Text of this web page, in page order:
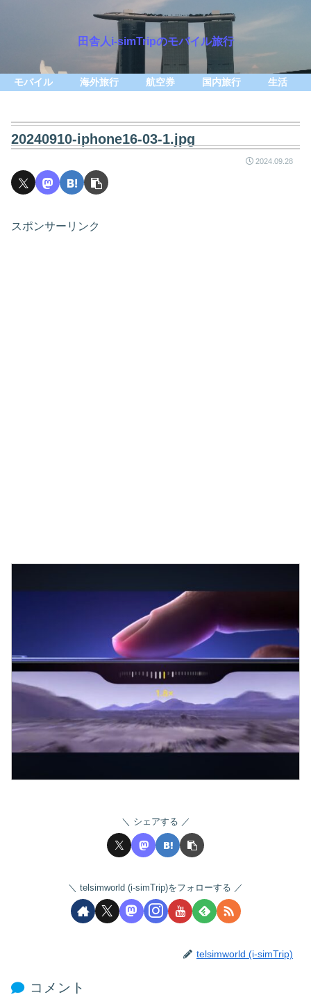
田舎人i-simTripのモバイル旅行
モバイル 海外旅行 航空券 国内旅行 生活
20240910-iphone16-03-1.jpg
2024.09.28
スポンサーリンク
シェアする
telsimworld (i-simTrip)をフォローする
telsimworld (i-simTrip)
コメント